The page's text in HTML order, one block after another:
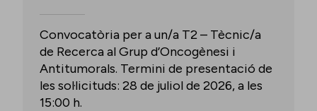
Convocatòria per a un/a T2 – Tècnic/a
de Recerca al Grup d’Oncogènesi i
Antitumorals. Termini de presentació de
les sol·licituds: 28 de juliol de 2026, a les
15:00 h.